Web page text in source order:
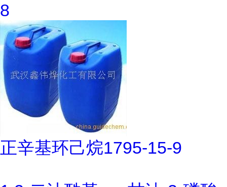
8
正辛基环己烷1795-15-9